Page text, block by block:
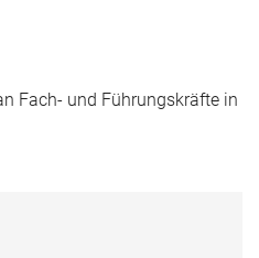
Fach- und Führungskräfte in